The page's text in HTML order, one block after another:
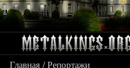
Главная /Репортажи